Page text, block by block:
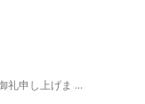
礼申し上げま …